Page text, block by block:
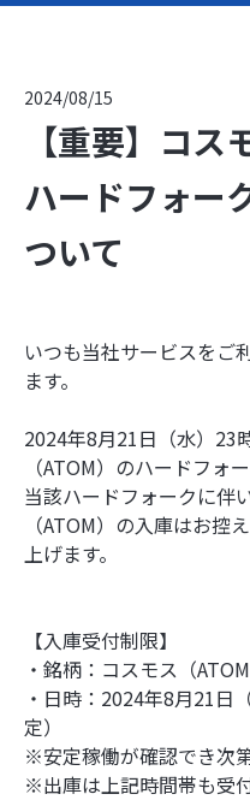
2024/08/15
【重要】コス
ハードフォー
ついて
いつも当社サービスをご
ます。
2024年8月21日（水）23
（ATOM）のハードフォ
当該ハードフォークに伴
（ATOM）の入庫はお控
上げます。
【入庫受付制限】
・銘柄：コスモス（ATOM
・日時：2024年8月21日
定）
※安定稼働が確認でき次
※出庫は上記時間帯も受